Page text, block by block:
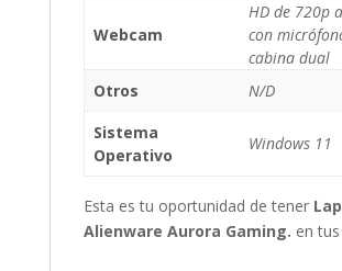
Webcam
HD de 720p
con
cabina dual
Otros
N/D
Sistema
Operativo
Windows 11
Esta es tu oportunidad de tener
Alienware Aurora Gaming. en